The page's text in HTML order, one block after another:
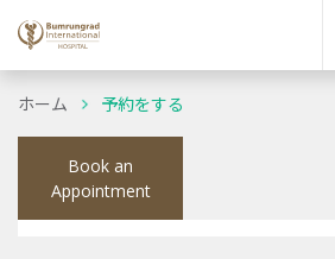
ホーム 予約をする
Book an
Appointment